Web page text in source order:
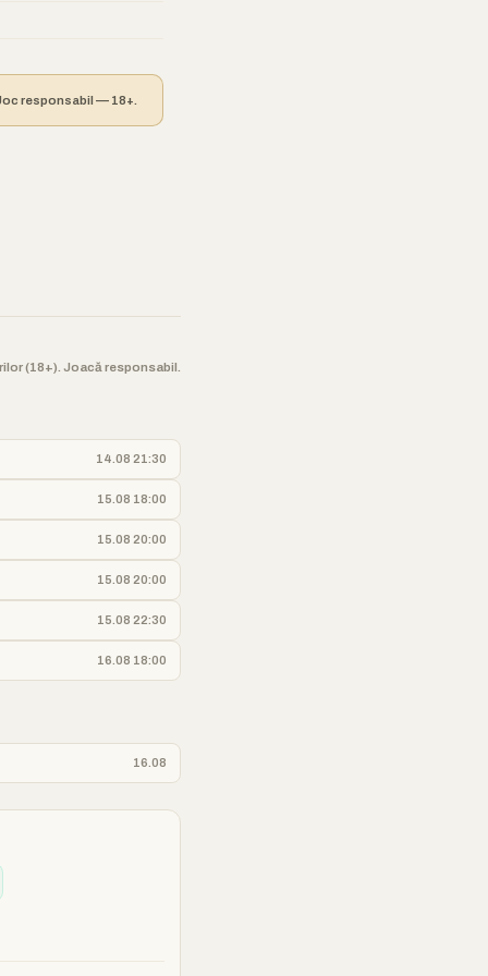
responsabil — 18+.
(18+). Joacă responsabil.
14.08 21:30
15.08 18:00
15.08 20:00
15.08 20:00
15.08 22:30
16.08 18:00
16.08